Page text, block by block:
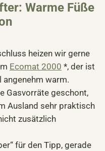
Warme Füße
heizen wir gerne
Ecomat 2000 *, der ist
warm.
Gasvorräte geschont,
Ausland sehr praktisch
zusätzlich
für den Tipp, gerade